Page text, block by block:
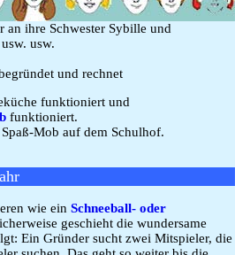
an ihre Schwester Sybille und
usw.
und rechnet
funktioniert und
funktioniert.
Mob auf dem Schulhof.
wie ein Schneeball- oder
geschieht die wundersame
Ein Gründer sucht zwei Mitspieler, die